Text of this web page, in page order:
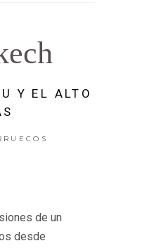
Y EL ALTO
de un
desde